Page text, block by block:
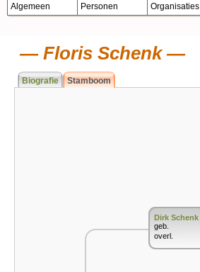
Algemeen Personen Organisaties
Floris Schenk
Biografie Stamboom
Dirk Schenk
geb.
overl.